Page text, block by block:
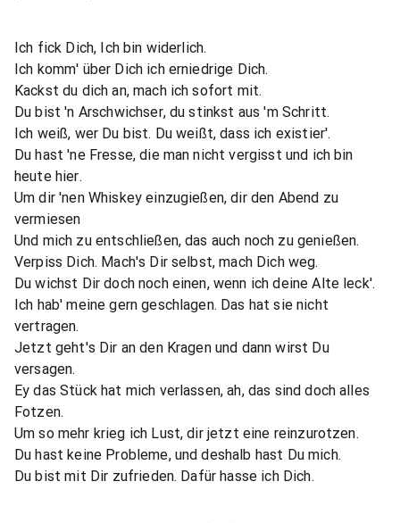
Ich fick Dich, Ich bin widerlich.
Ich komm' über Dich ich erniedrige Dich.
Kackst du dich an, mach ich sofort mit.
Du bist 'n Arschwichser, du stinkst aus 'm Schritt.
Ich weiß, wer Du bist. Du weißt, dass ich existier'.
Du hast 'ne Fresse, die man nicht vergisst und ich bin
heute hier.
Um dir 'nen Whiskey einzugießen, dir den Abend zu
vermiesen
Und mich zu entschließen, das auch noch zu genießen.
Verpiss Dich. Mach's Dir selbst, mach Dich weg.
Du wichst Dir doch noch einen, wenn ich deine Alte leck'.
Ich hab' meine gern geschlagen. Das hat sie nicht
vertragen.
Jetzt geht's Dir an den Kragen und dann wirst Du
versagen.
Ey das Stück hat mich verlassen, ah, das sind doch alles
Fotzen.
Um so mehr krieg ich Lust, dir jetzt eine reinzurotzen.
Du hast keine Probleme, und deshalb hast Du mich.
Du bist mit Dir zufrieden. Dafür hasse ich Dich.